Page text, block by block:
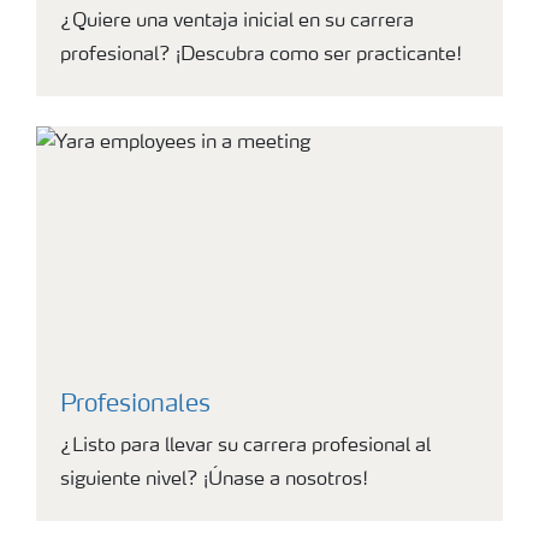
¿Quiere una ventaja inicial en su carrera
profesional? ¡Descubra como ser practicante!
Profesionales
¿Listo para llevar su carrera profesional al
siguiente nivel? ¡Únase a nosotros!